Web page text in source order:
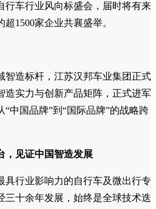
行车行业风向标盛会，届时将有来
1500家企业共襄盛举。
智造标杆，江苏汉邦车业集团正式
造实力与创新产品矩阵，正式进军
中国品牌”到“国际品牌”的战略跨
，见证中国智造发展
具行业影响力的自行车及微出行专
三十余年发展，始终是全球技术迭